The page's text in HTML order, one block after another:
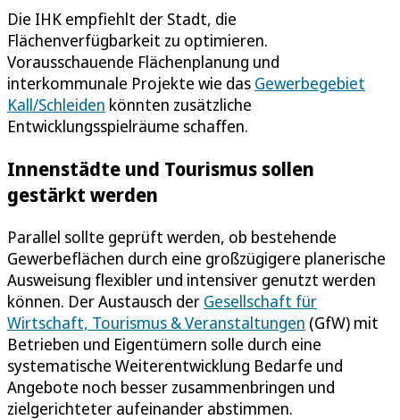
Die IHK empfiehlt der Stadt, die
Flächenverfügbarkeit zu optimieren.
Vorausschauende Flächenplanung und
interkommunale Projekte wie das Gewerbegebiet
Kall/Schleiden könnten zusätzliche
Entwicklungsspielräume schaffen.
Innenstädte und Tourismus sollen
gestärkt werden
Parallel sollte geprüft werden, ob bestehende
Gewerbeflächen durch eine großzügigere planerische
Ausweisung flexibler und intensiver genutzt werden
können. Der Austausch der Gesellschaft für
Wirtschaft, Tourismus & Veranstaltungen (GfW) mit
Betrieben und Eigentümern solle durch eine
systematische Weiterentwicklung Bedarfe und
Angebote noch besser zusammenbringen und
zielgerichteter aufeinander abstimmen.